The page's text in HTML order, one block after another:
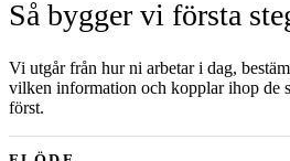
Så bygger vi första
Vi utgår från hur ni arbetar i dag,
vilken information och kopplar ihop de
först.